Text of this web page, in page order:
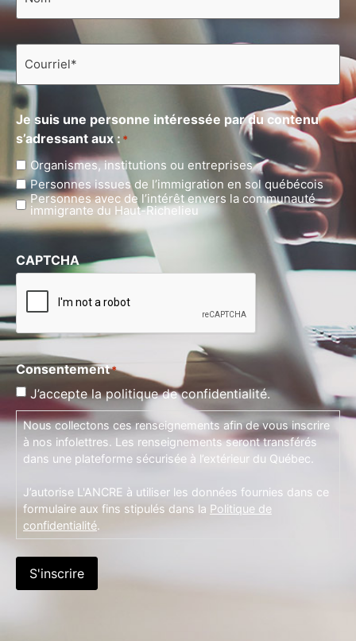
Courriel
Je suis une personne intéressée par du contenu
s’adressant aux : *
Organismes, institutions ou entreprises
Personnes issues de l’immigration en sol québécois
Personnes avec de l’intérêt envers la communauté
immigrante du Haut-Richelieu
CAPTCHA
Consentement*
J’accepte la politique de confidentialité.
Nous collectons ces renseignements afin de vous inscrire
à nos infolettres. Les renseignements seront transférés
dans une plateforme sécurisée à l’extérieur du Québec.
J’autorise L'ANCRE à utiliser les données fournies dans ce
formulaire aux fins stipulés dans la Politique de
confidentialité.
S'inscrire